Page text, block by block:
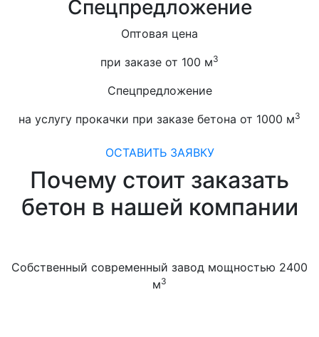
Спецпредложение
Оптовая цена
при заказе от 100 м3
Спецпредложение
на услугу прокачки при заказе бетона от 1000 м3
ОСТАВИТЬ ЗАЯВКУ
Почему стоит заказать
бетон в нашей компании
Собственный современный завод мощностью 2400
м3